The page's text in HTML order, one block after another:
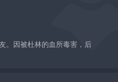
。因被杜林的血所毒害，后